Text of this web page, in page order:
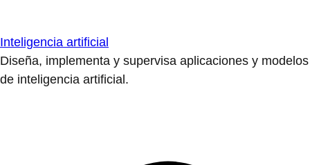
Inteligencia artificial
Diseña, implementa y supervisa aplicaciones y modelos
de inteligencia artificial.